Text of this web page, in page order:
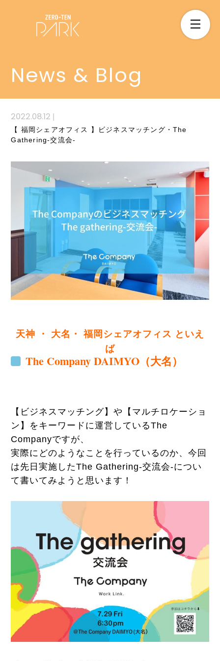
News & Blog
2022.08.12 |
【 福岡シェアオフィス 】ビジネスマッチング・The
Gathering-交流会-
天神 ・ 大名・福岡シェアオフィス といえ
ば
The Company DAIMYO（大名）
【ビジネスマッチング】や【マルチロケーショ
ン】をキーワードに運営しているThe
Companyですが、
実際にどのようなことを行っているのか、今回
は先日実施したThe Gathering-交流会-につい
て書いてみようと思います！